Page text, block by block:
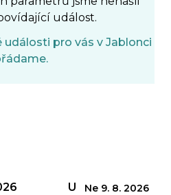
událost.
události pro vás v Jablonci
Ne 9. 8. 2026
UZÁVĚRKY